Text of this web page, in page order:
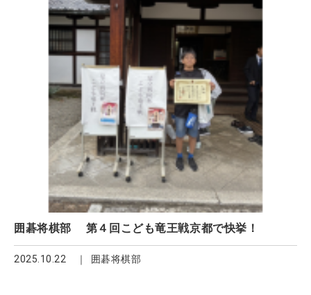
囲碁将棋部 第４回こども竜王戦京都で快挙！
2025.10.22 囲碁将棋部